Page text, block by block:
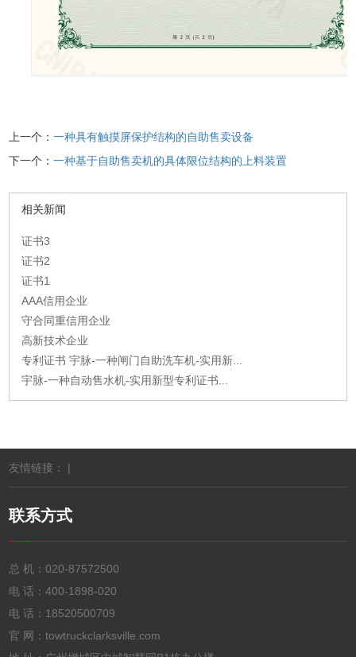
上一个：一种具有触摸屏保护结构的自助售卖设备
下一个：一种基于自助售卖机的具体限位结构的上料装置
相关新闻
证书3
证书2
证书1
AAA信用企业
守合同重信用企业
高新技术企业
专利证书 宇脉-一种闸门自助洗车机-实用新...
宇脉-一种自动售水机-实用新型专利证书...
友情链接： |
联系方式
总 机：020-87572500
电 话：400-1898-020
电 话： 18520500709
官 网：towtruckclarksville.com